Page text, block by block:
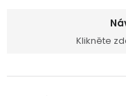
Klikněte